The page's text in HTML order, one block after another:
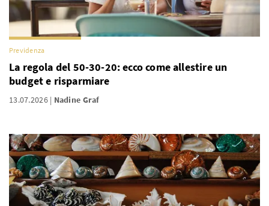
Previdenza
La regola del 50-30-20: ecco come allestire un
budget e risparmiare
13.07.2026 Nadine Graf